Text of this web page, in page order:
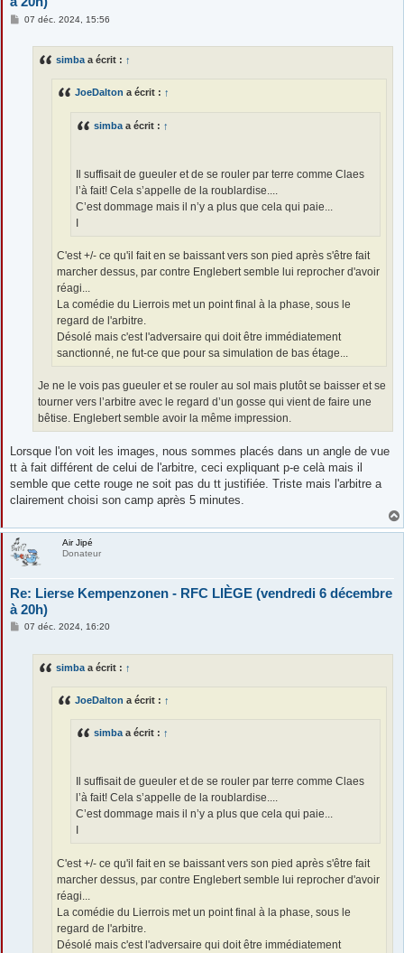
M07 déc. 2024, 15:56
simba a écrit : ↑
JoeDalton a écrit : ↑
simba a écrit : ↑
Il suffisait de gueuler et de se rouler par terre comme Claes
l’à fait! Cela s’appelle de la roublardise....
C’est dommage mais il n’y a plus que cela qui paie...
I
C'est +/- ce qu'il fait en se baissant vers son pied après s'être fait
marcher dessus, par contre Englebert semble lui reprocher d'avoir
réagi...
La comédie du Lierrois met un point final à la phase, sous le
regard de l'arbitre.
Désolé mais c'est l'adversaire qui doit être immédiatement
sanctionné, ne fut-ce que pour sa simulation de bas étage...
Je ne le vois pas gueuler et se rouler au sol mais plutôt se baisser et se
tourner vers l’arbitre avec le regard d’un gosse qui vient de faire une
bêtise. Englebert semble avoir la même impression.
Lorsque l'on voit les images, nous sommes placés dans un angle de vue
tt à fait différent de celui de l'arbitre, ceci expliquant p-e celà mais il
semble que cette rouge ne soit pas du tt justifiée. Triste mais l'arbitre a
clairement choisi son camp après 5 minutes.
Air Jipé
Donateur
Re: Lierse Kempenzonen - RFC LIÈGE (vendredi 6 décembre
à 20h)
M07 déc. 2024, 16:20
simba a écrit : ↑
JoeDalton a écrit : ↑
simba a écrit : ↑
Il suffisait de gueuler et de se rouler par terre comme Claes
l’à fait! Cela s’appelle de la roublardise....
C’est dommage mais il n’y a plus que cela qui paie...
C'est +/- ce qu'il fait en se baissant vers son pied après s'être fait
marcher dessus, par contre Englebert semble lui reprocher d'avoir
réagi...
La comédie du Lierrois met un point final à la phase, sous le
regard de l'arbitre.
Désolé mais c'est l'adversaire qui doit être immédiatement